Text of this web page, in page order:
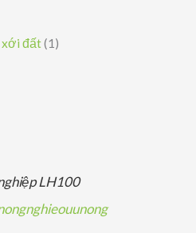
m
xới đất 1 1
ẩ
m
LH100